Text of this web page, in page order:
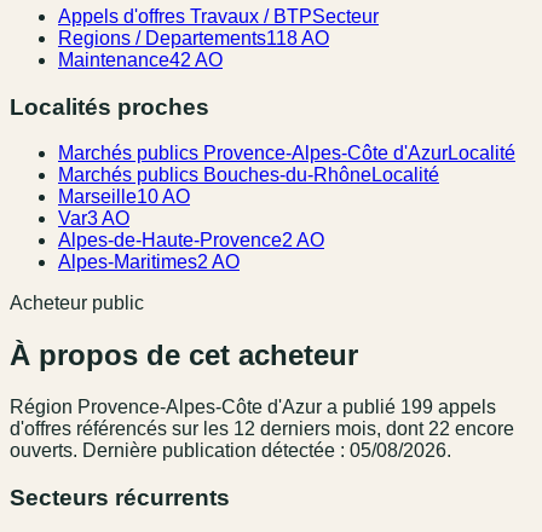
Appels d'offres Travaux / BTPSecteur
Regions / Departements118 AO
Maintenance42 AO
Localités proches
Marchés publics Provence-Alpes-Côte d'AzurLocalité
Marchés publics Bouches-du-RhôneLocalité
Marseille10 AO
Var3 AO
Alpes-de-Haute-Provence2 AO
Alpes-Maritimes2 AO
Acheteur public
À propos de cet acheteur
Région Provence-Alpes-Côte d'Azur a publié 199 appel s
d'offres référencés sur les 12 derniers mois, dont 22 encore
ouverts. Dernière publication détectée : 05/08/2026.
Secteurs récurrents